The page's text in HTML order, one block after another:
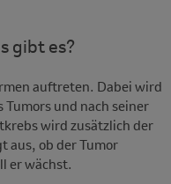
gibt es?
auftreten. Dabei wird
und nach seiner
wird zusätzlich der
aus, ob der Tumor
er wächst.